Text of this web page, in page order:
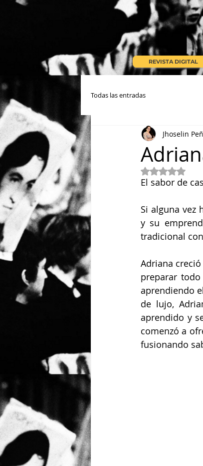
REVISTA DIGITAL
Todas las entradas
Jhoselin
Obtuvo
El sabor de
Si alguna vez
y su
tradicional
Adriana
preparar
aprendiendo
de lujo,
aprendido y
comenzó a
fusionando